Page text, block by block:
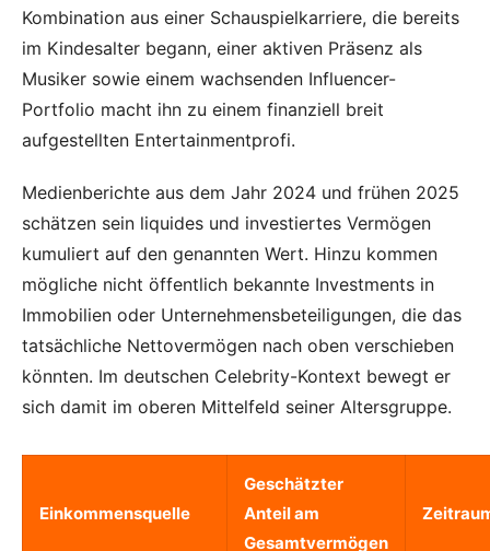
Kombination aus einer Schauspielkarriere, die bereits
im Kindesalter begann, einer aktiven Präsenz als
Musiker sowie einem wachsenden Influencer-
Portfolio macht ihn zu einem finanziell breit
aufgestellten Entertainmentprofi.
Medienberichte aus dem Jahr 2024 und frühen 2025
schätzen sein liquides und investiertes Vermögen
kumuliert auf den genannten Wert. Hinzu kommen
mögliche nicht öffentlich bekannte Investments in
Immobilien oder Unternehmensbeteiligungen, die das
tatsächliche Nettovermögen nach oben verschieben
könnten. Im deutschen Celebrity-Kontext bewegt er
sich damit im oberen Mittelfeld seiner Altersgruppe.
Einkommensquelle
Geschätzter
Anteil am
Gesamtvermögen